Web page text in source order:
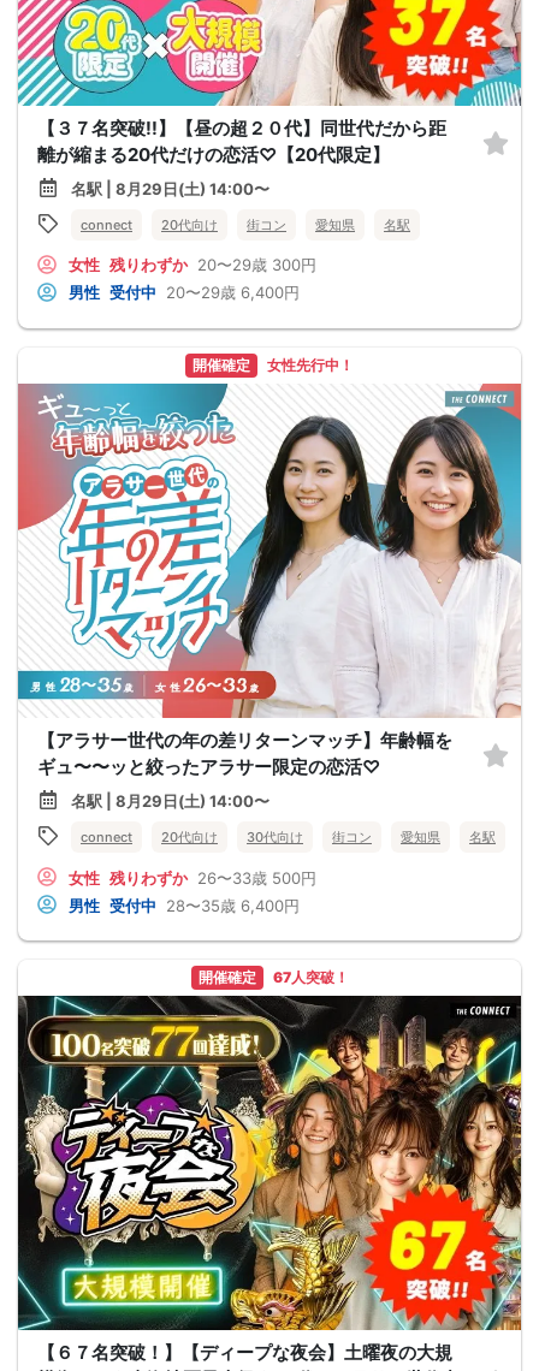
【３７名突破!!】【昼の超２０代】同世代だから距
離が縮まる20代だけの恋活♡【20代限定】
名駅 | 8月29日(土) 14:00〜
connect 20代向け 街コン 愛知県 名駅
女性 残りわずか 20〜29歳 300円
男性 受付中 20〜29歳 6,400円
開催確定 女性先行中！
【アラサー世代の年の差リターンマッチ】年齢幅を
ギュ〜〜ッと絞ったアラサー限定の恋活♡
名駅 | 8月29日(土) 14:00〜
connect 20代向け 30代向け 街コン 愛知県 名駅
女性 残りわずか 26〜33歳 500円
男性 受付中 28〜35歳 6,400円
開催確定 67人突破！
【６７名突破！】【ディープな夜会】土曜夜の大規